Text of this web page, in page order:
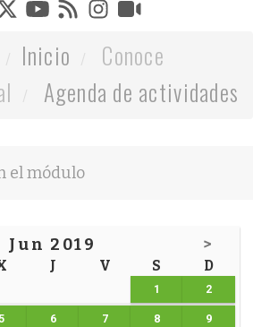
Inicio
Conoce
Agenda de actividades
Jun 2019 >
J V S D
1 2
5 6 7 8 9